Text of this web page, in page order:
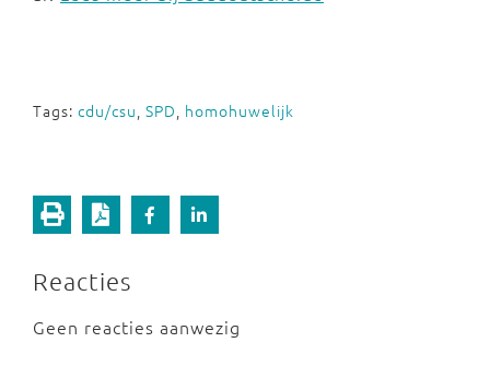
Tags: cdu/csu, SPD, homohuwelijk
Reacties
Geen reacties aanwezig